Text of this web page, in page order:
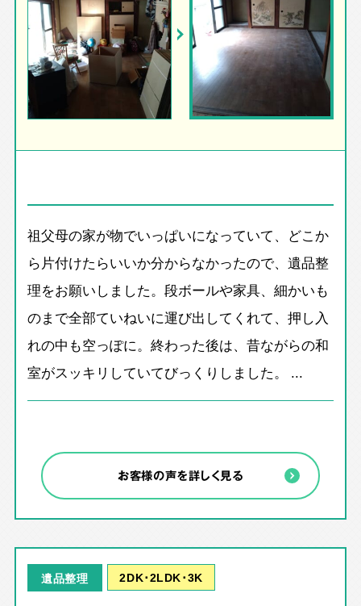
祖父母の家が物でいっぱいになっていて、どこか
ら片付けたらいいか分からなかったので、遺品整
理をお願いしました。段ボールや家具、細かいも
のまで全部ていねいに運び出してくれて、押し入
れの中も空っぽに。終わった後は、昔ながらの和
室がスッキリしていてびっくりしました。 ...
お客様の声を詳しく見る
遺品整理 2DK･2LDK･3K